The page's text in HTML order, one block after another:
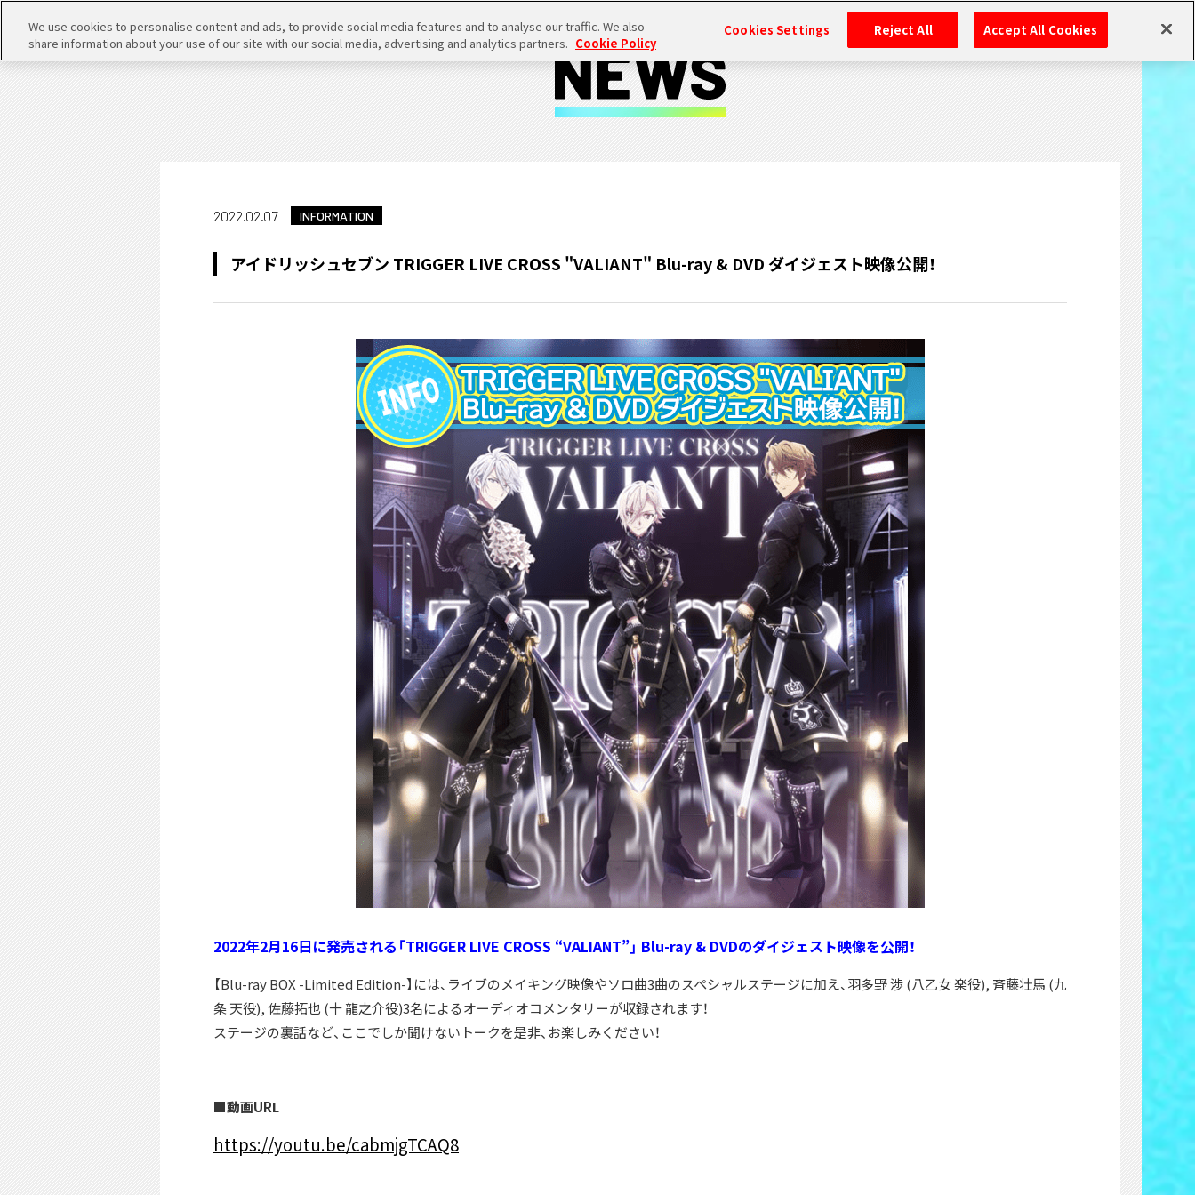
2022.02.07 INFORMATION
アイドリッシュセブン TRIGGER LIVE CROSS "VALIANT" Blu-ray & DVD ダイジェスト映像公開！
2022年2月16日に発売される「TRIGGER LIVE CROSS “VALIANT”」 Blu-ray & DVDのダイジェスト映像を公開！
【Blu-ray BOX -Limited Edition-】には、ライブのメイキング映像やソロ曲3曲のスペシャルステージに加え、羽多野 渉 (八乙女 楽役), 斉藤壮馬 (九
条 天役), 佐藤拓也 (十 龍之介役)3名によるオーディオコメンタリーが収録されます！
ステージの裏話など、ここでしか聞けないトークを是非、お楽しみください！
■動画URL
https://youtu.be/cabmjgTCAQ8
We use cookies to personalise content and ads, to provide social media features and to analyse our traffic. We also
share information about your use of our site with our social media, advertising and analytics partners. Cookie Policy
Cookies Settings Reject All Accept All Cookies